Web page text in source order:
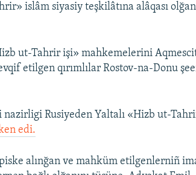
islâm siyasiy teşkilâtına alâqası
ut-Tahrir işi» mahkemelerini
etilgen qırımlılar Rostov-na-Donu
Rusiyeden Yaltalı «Hizb ut-
edi.
alınğan ve mahküm etilgenlerniñ